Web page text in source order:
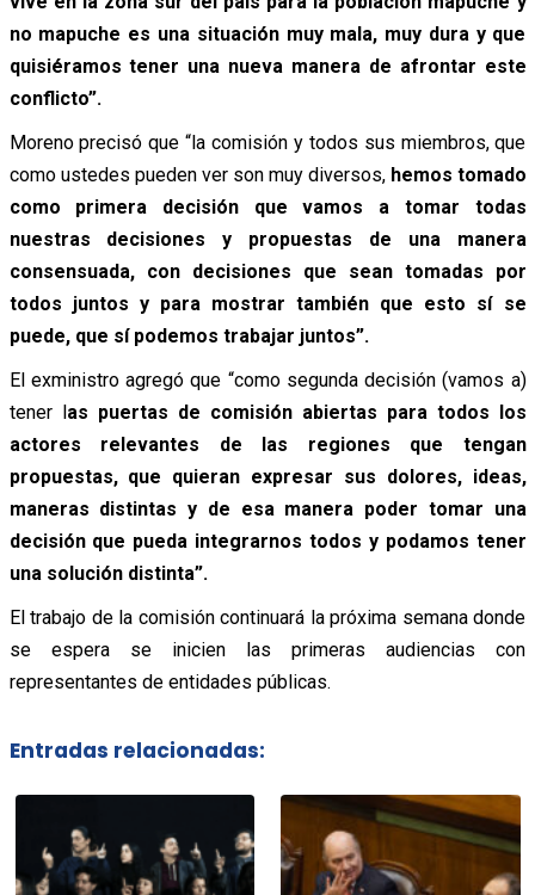
no mapuche es una situación muy mala, muy dura y que
quisiéramos tener una nueva manera de afrontar este
conflicto”.
Moreno precisó que “la comisión y todos sus miembros, que
como ustedes pueden ver son muy diversos, hemos tomado
como primera decisión que vamos a tomar todas
nuestras decisiones y propuestas de una manera
consensuada, con decisiones que sean tomadas por
todos juntos y para mostrar también que esto sí se
puede, que sí podemos trabajar juntos”.
El exministro agregó que “como segunda decisión (vamos a)
tener las puertas de comisión abiertas para todos los
actores relevantes de las regiones que tengan
propuestas, que quieran expresar sus dolores, ideas,
maneras distintas y de esa manera poder tomar una
decisión que pueda integrarnos todos y podamos tener
una solución distinta”.
El trabajo de la comisión continuará la próxima semana donde
se espera se inicien las primeras audiencias con
representantes de entidades públicas.
Entradas relacionadas: